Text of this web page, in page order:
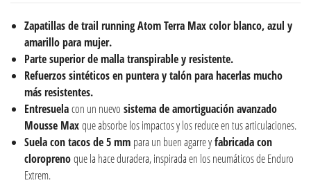
Zapatillas de trail runningAtom Terra Max color blanco, azul y
amarillo para mujer.
Parte superior de malla transpirable y resistente.
Refuerzos sintéticos en puntera y talón para hacerlas mucho
más resistentes.
Entresuelacon un nuevo sistema de amortiguación avanzado
Mousse Maxque absorbe los impactos y los reduce en tus articulaciones.
Suela con tacos de 5 mm para un buen agarre yfabricada con
cloroprenoque la hace duradera, inspirada en los neumáticos de Enduro
Extrem.